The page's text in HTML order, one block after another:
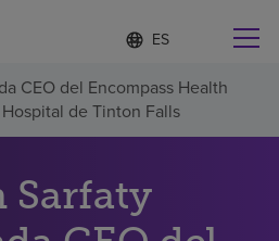
Lista
de
idiomas
contraída
d
o
m
a
l
e
c
localidad cerca de usted
CEO del Encompass Health
de Tinton Falls
Sarfaty